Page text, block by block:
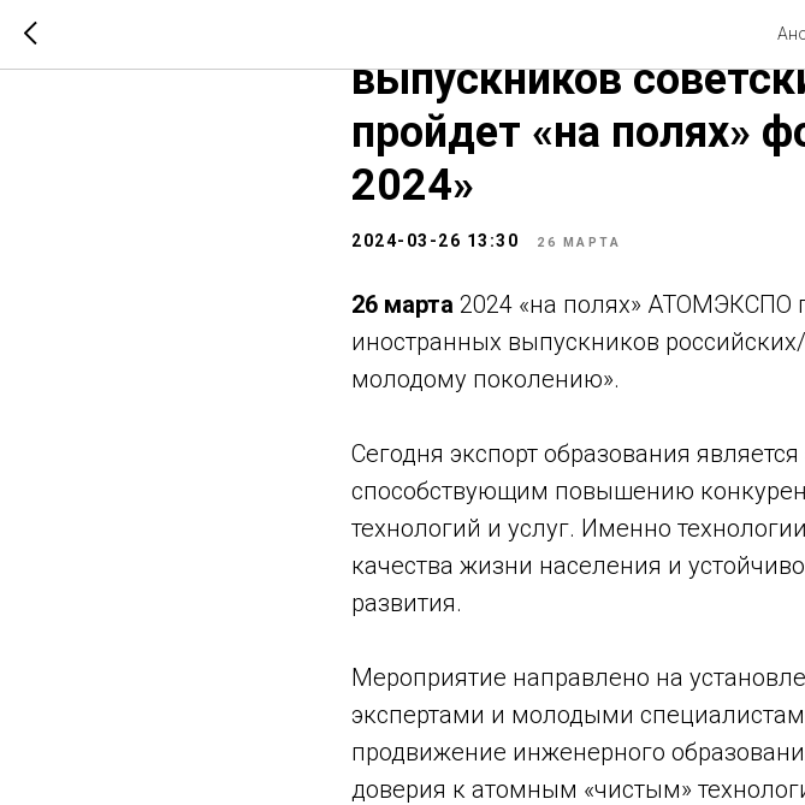
Мероприятие с
выпускников
пройдет «на полях»
2024»
2024-03-26 13:30 26 МАРТА
26 марта 2024 «на полях» АТОМЭКСПО
иностранных выпускников
молодому поколению».
Сегодня экспорт образования
способствующим повышению
технологий и услуг. Именно
качества жизни населения и
развития.
Мероприятие направлено на
экспертами и молодыми
продвижение инженерного
доверия к атомным «чистым»